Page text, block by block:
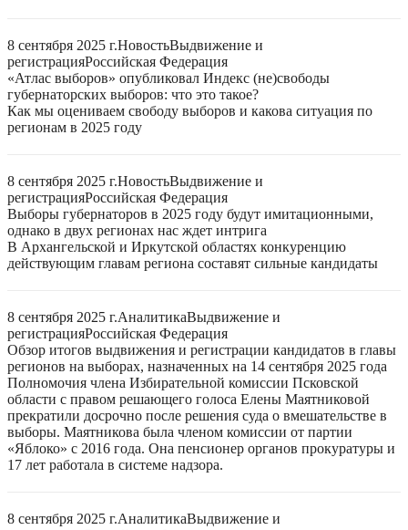
8 сентября 2025 г.НовостьВыдвижение и
регистрацияРоссийская Федерация
«Атлас выборов» опубликовал Индекс (не)свободы
губернаторских выборов: что это такое?
Как мы оцениваем свободу выборов и какова ситуация по
регионам в 2025 году
8 сентября 2025 г.НовостьВыдвижение и
регистрацияРоссийская Федерация
Выборы губернаторов в 2025 году будут имитационными,
однако в двух регионах нас ждет интрига
В Архангельской и Иркутской областях конкуренцию
действующим главам региона составят сильные кандидаты
8 сентября 2025 г.АналитикаВыдвижение и
регистрацияРоссийская Федерация
Обзор итогов выдвижения и регистрации кандидатов в главы
регионов на выборах, назначенных на 14 сентября 2025 года
Полномочия члена Избирательной комиссии Псковской
области с правом решающего голоса Елены Маятниковой
прекратили досрочно после решения суда о вмешательстве в
выборы. Маятникова была членом комиссии от партии
«Яблоко» с 2016 года. Она пенсионер органов прокуратуры и
17 лет работала в системе надзора.
8 сентября 2025 г.АналитикаВыдвижение и